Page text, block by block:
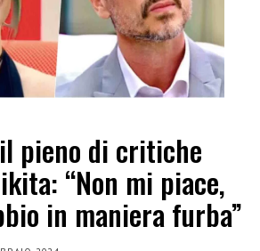
pieno di critiche
“Non mi piace,
in maniera furba”